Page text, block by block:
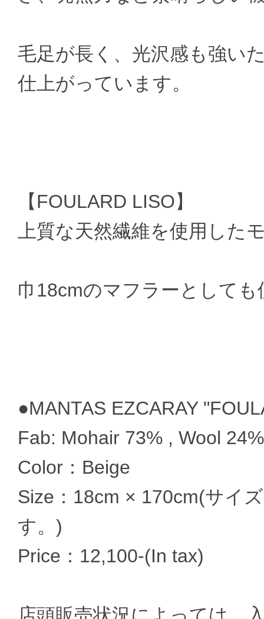
毛足が長く、光沢感も強い
仕上がっています。
【FOULARD LISO】
上質な天然繊維を使用した
巾18cmのマフラーとして
●MANTAS EZCARAY
Fab: Mohair 73% , Wool
Color：Beige
Size：18cm × 170cm(サイ
す。)
Price：12,100-(In tax)
店頭販売状況によっては、